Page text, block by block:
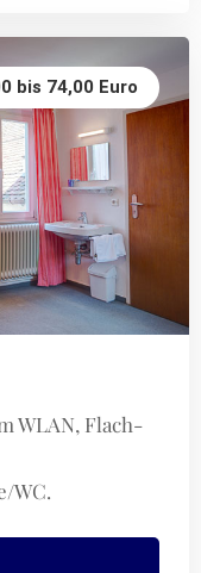
bis 74,00 Euro
WLAN, Flach-
WC.